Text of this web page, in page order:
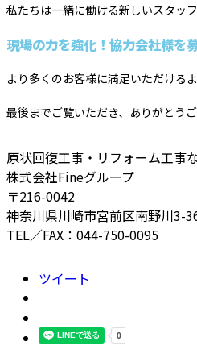
私たちは一緒に働ける新しいスタッ
現場の力を強化！協力会社様を
より多くのお客様に満足いただける
最後までご覧いただき、ありがとうご
原状回復工事・リフォーム工事
株式会社Fineグループ
〒216-0042
神奈川県川崎市宮前区南野川3-
TEL／FAX：044-750-0095
ツイート